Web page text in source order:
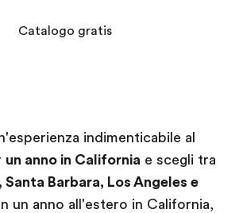
Catalogo gratis
indimenticabile al
un anno in California e scegli tra
Santa Barbara, Los Angeles e
un anno all'estero in California,